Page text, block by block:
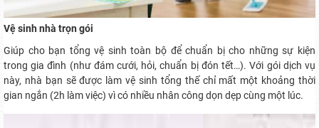
Vệ sinh nhà trọn gói
Giúp cho bạn tổng vệ sinh toàn bộ để chuẩn bị cho những sự kiện
trong gia đình (như đám cưới, hỏi, chuẩn bị đón tết…). Với gói dịch vụ
này, nhà bạn sẽ được làm vệ sinh tổng thế chỉ mất một khoảng thời
gian ngắn (2h làm việc) vì có nhiều nhân công dọn dẹp cùng một lúc.